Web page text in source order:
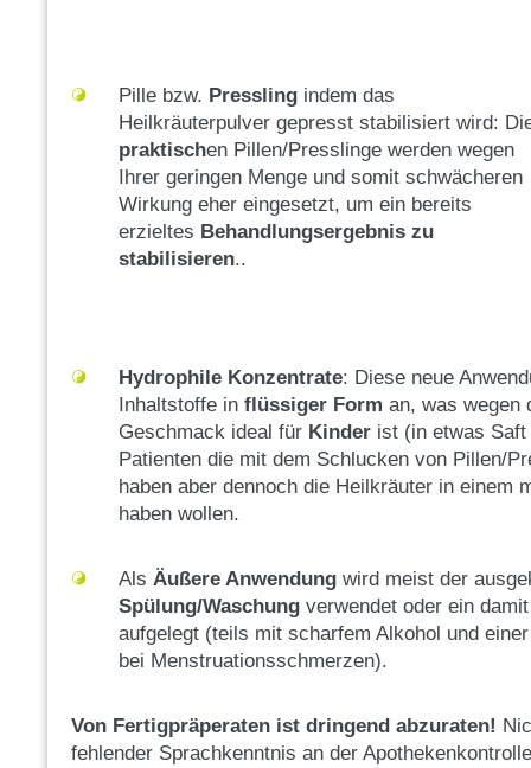
Pille bzw. Pressling indem das
Heilkräuterpulver gepresst stabilisiert wird:
praktischen Pillen/Presslinge werden wegen
Ihrer geringen Menge und somit schwächeren
Wirkung eher eingesetzt, um ein bereits
erzieltes Behandlungsergebnis zu
stabilisieren..
Hydrophile Konzentrate: Diese neue
Inhaltstoffe in flüssiger Form an, was wegen
Geschmack ideal für Kinder ist (in etwas
Patienten die mit dem Schlucken von Pillen/
haben aber dennoch die Heilkräuter in einem
haben wollen.
Als Äußere Anwendung wird meist der
Spülung/Waschung verwendet oder ein
aufgelegt (teils mit scharfem Alkohol und
bei Menstruationsschmerzen).
Von Fertigpräperaten ist dringend abzuraten!
fehlender Sprachkenntnis an der